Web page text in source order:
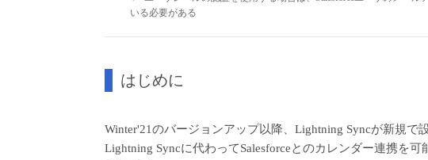
いる必要がある
はじめに
Winter'21のバージョンアップ以降、Lightning Syncが新規で
Lightning Syncに代わってSalesforceとのカレンダー連携を可